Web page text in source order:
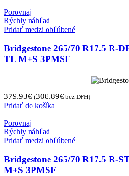
Porovnaj
Rýchly náhľad
Pridať medzi obľúbené
Bridgestone 265/70 R17.5 R-
TL M+S 3PMSF
379.93€ (308.89€ bez DPH)
Pridať do košíka
Porovnaj
Rýchly náhľad
Pridať medzi obľúbené
Bridgestone 265/70 R17.5 R-
M+S 3PMSF